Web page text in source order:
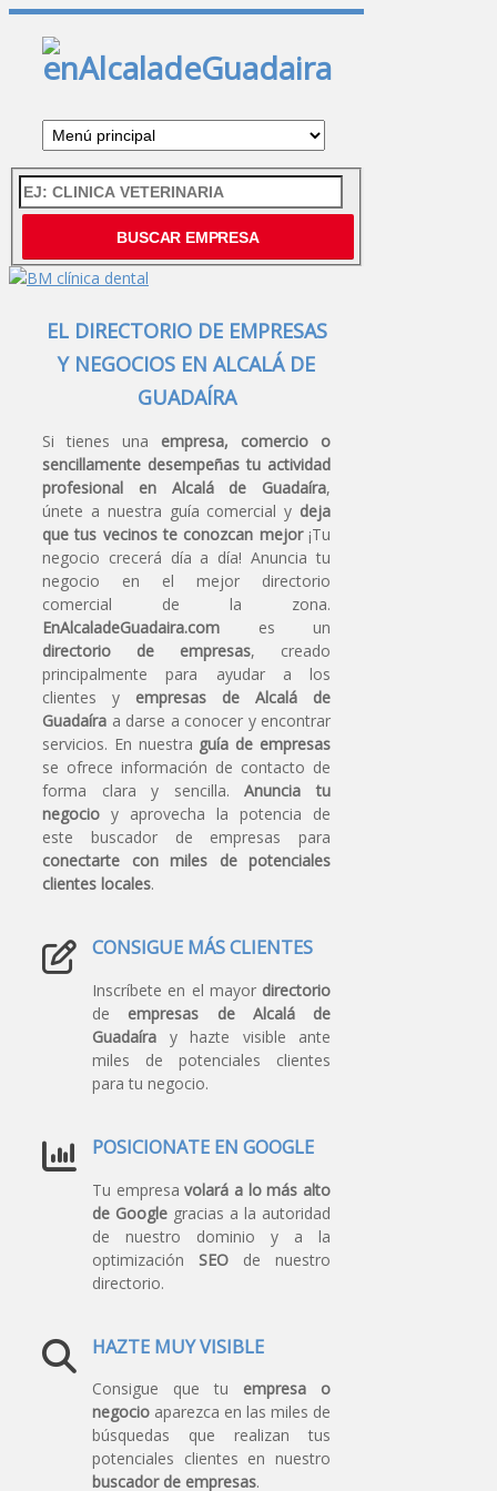
EL DIRECTORIO DE EMPRESAS
Y NEGOCIOS EN ALCALÁ DE
GUADAÍRA
Si tienes una empresa, comercio o
sencillamente desempeñas tu actividad
profesional en Alcalá de Guadaíra,
únete a nuestra guía comercial y deja
que tus vecinos te conozcan mejor¡Tu
negocio crecerá día a día! Anuncia tu
negocio en el mejor directorio
comercial de la zona.
EnAlcaladeGuadaira.com es un
directorio de empresas, creado
principalmente para ayudar a los
clientes y empresas de Alcalá de
Guadaíra a darse a conocer y encontrar
servicios. En nuestra guía de empresas
se ofrece información de contacto de
forma clara y sencilla.Anuncia tu
negocio y aprovecha la potencia de
este buscador de empresas para
conectarte con miles de potenciales
clientes locales.
CONSIGUE MÁS CLIENTES
Inscríbete en el mayor directorio
de empresas de Alcalá de
Guadaíra y hazte visible ante
miles de potenciales clientes
para tu negocio.
POSICIONATE EN GOOGLE
Tu empresavolará a lo más alto
de Google gracias a la autoridad
de nuestro dominio y a la
optimización SEO de nuestro
directorio.
HAZTE MUY VISIBLE
Consigue que tu empresa o
negocio aparezca en las miles de
búsquedas que realizan tus
potenciales clientes en nuestro
buscador de empresas.